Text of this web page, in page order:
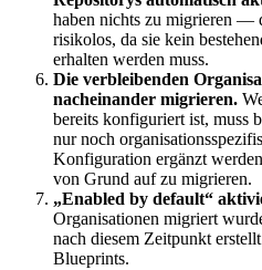
haben nichts zu migrieren —
risikolos, da sie kein
erhalten werden muss.
Die verbleibenden
nacheinander migrieren.
bereits konfiguriert ist, muss
nur noch
Konfiguration ergänzt
von Grund auf zu migrieren.
„Enabled by default“
Organisationen migriert
nach diesem Zeitpunkt
Blueprints.